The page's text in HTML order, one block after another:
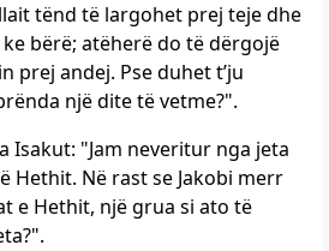
tënd të largohet prej teje dhe
bërë; atëherë do të dërgojë
prej andej. Pse duhet t’ju
një dite të vetme?".
Isakut: "Jam neveritur nga jeta
Hethit. Në rast se Jakobi merr
e Hethit, një grua si ato të